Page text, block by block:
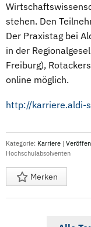
stehen. Den
Der Praxistag bei
in der
Freiburg),
online möglich.
Kategorie: Karriere |
Hochschulabsolventen
Merken